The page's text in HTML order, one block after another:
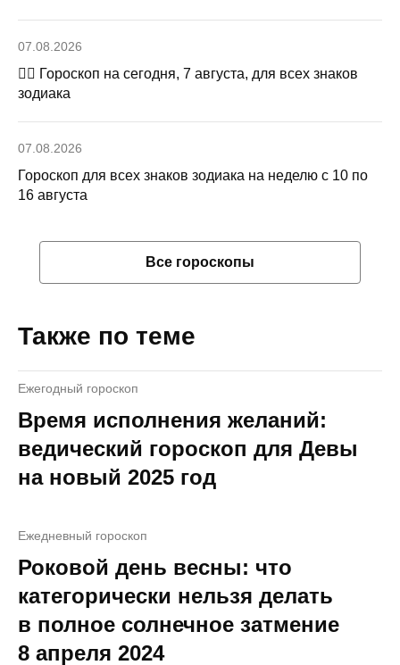
07.08.2026
🧙‍♀ Гороскоп на сегодня, 7 августа, для всех знаков
зодиака
07.08.2026
Гороскоп для всех знаков зодиака на неделю с 10 по
16 августа
Все гороскопы
Также по теме
Ежегодный гороскоп
Время исполнения желаний:
ведический гороскоп для Девы
на новый 2025 год
Ежедневный гороскоп
Роковой день весны: что
категорически нельзя делать
в полное солнечное затмение
8 апреля 2024